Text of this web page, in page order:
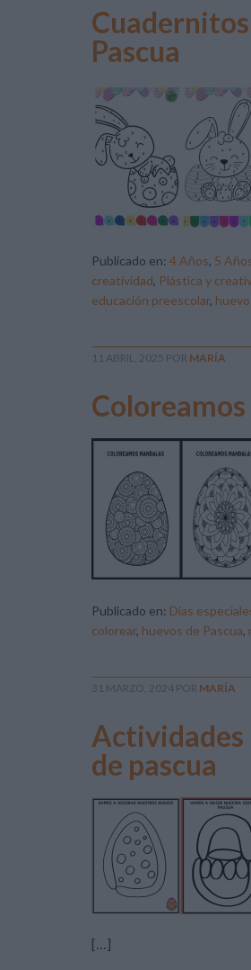
Pascua
Publicado en: 4 Años, 5
creatividad, Plástica y
educación preescolar,
11 ABRIL, 2025 POR MARÍA
Publicado en: Días
colorear, huevos de Pascua,
31 MARZO, 2024 POR MARÍA
de pascua
[…]